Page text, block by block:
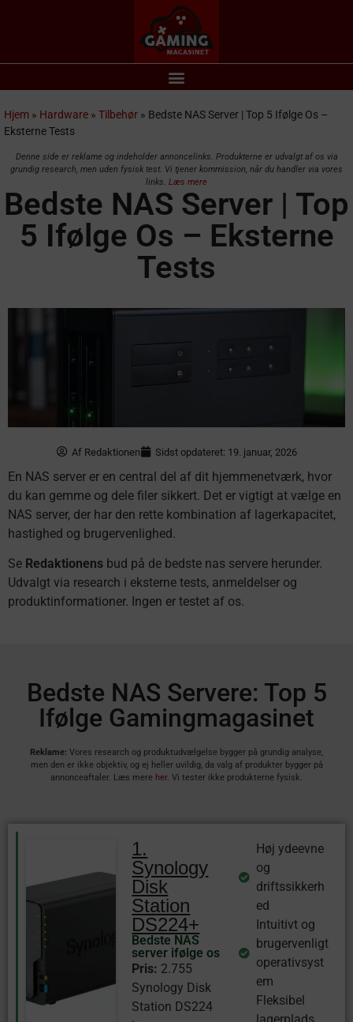
Hjem » Hardware » Tilbehør » Bedste NAS Server | Top 5 Ifølge Os –
Eksterne Tests
Denne side er reklame og indeholder annoncelinks. Produkterne er udvalgt af os via
grundig research, men uden fysisk test. Vi tjener kommission, når du handler via vores
links. Læs mere
Bedste NAS Server | Top
5 Ifølge Os – Eksterne
Tests
AfRedaktionen Sidst opdateret: 19. januar, 2026
En NAS server er en central del af dit hjemmenetværk, hvor
du kan gemme og dele filer sikkert. Det er vigtigt at vælge en
NAS server, der har den rette kombination af lagerkapacitet,
hastighed og brugervenlighed.
Se Redaktionens bud på de bedste nas servere herunder.
Udvalgt via research i eksterne tests, anmeldelser og
produktinformationer. Ingen er testet af os.
Bedste NAS Servere: Top 5
Ifølge Gamingmagasinet
Reklame: Vores research og produktudvælgelse bygger på grundig analyse,
men den er ikke objektiv, og ej heller uvildig, da valg af produkter bygger på
annonceaftaler. Læs mere her. Vi tester ikke produkterne fysisk.
1.
Synology
Disk
Station
DS224+
Bedste NAS
server ifølge os
Pris: 2.755
Synology Disk
Station DS224
Høj ydeevne
og
driftssikkerh
ed
Intuitivt og
brugervenligt
operativsyst
em
Fleksibel
lagerplads